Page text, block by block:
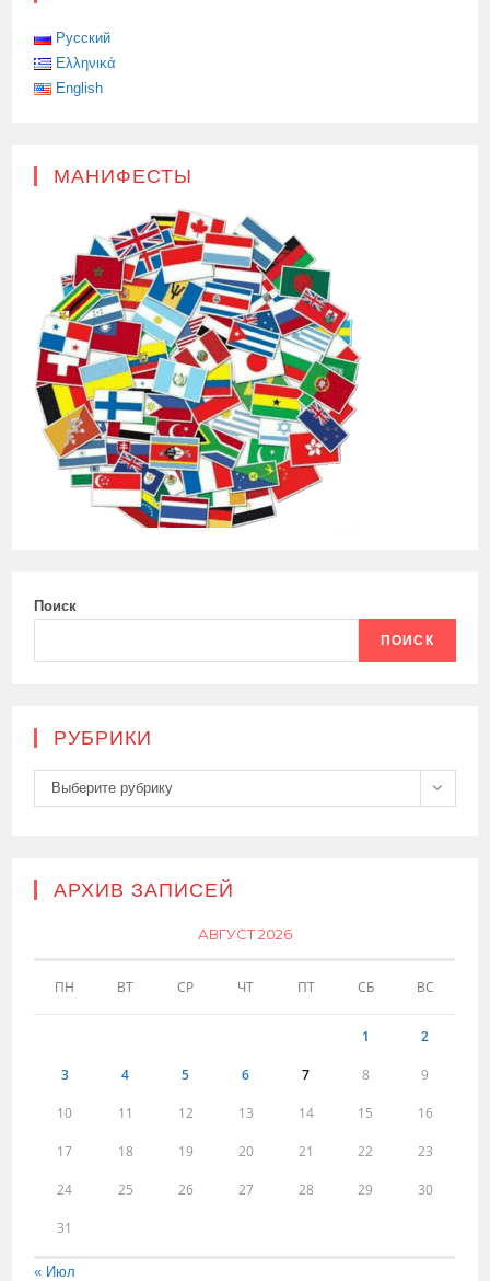
Русский
Ελληνικά
English
МАНИФЕСТЫ
Поиск
ПОИСК
РУБРИКИ
Рубрики
Выберите рубрику
АРХИВ ЗАПИСЕЙ
АВГУСТ 2026
ПН ВТ СР ЧТ ПТ СБ ВС
1 2
3 4 5 6 7 8 9
10 11 12 13 14 15 16
17 18 19 20 21 22 23
24 25 26 27 28 29 30
31
« Июл